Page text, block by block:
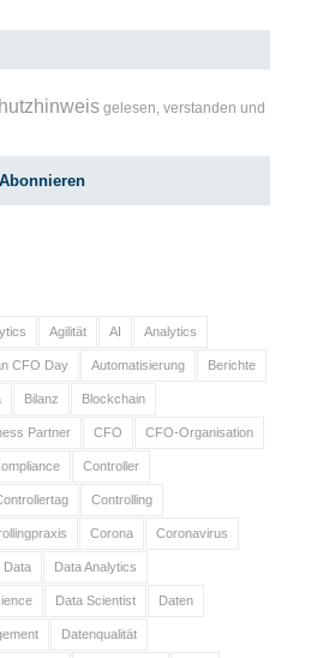
gelesen, verstanden und
Agilität AI Analytics
CFO Day Automatisierung Berichte
Bilanz Blockchain
Partner CFO CFO-Organisation
Controller
Controlling
Corona Coronavirus
Data Data Analytics
Data Scientist Daten
Datenqualität